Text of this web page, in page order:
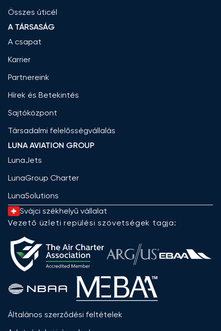
Összes úticél
A TÁRSASÁG
A csapat
Karrier
Partnereink
Hírek és Betekintés
Sajtóközpont
Társadalmi felelősségvállalás
LUNA AVIATION GROUP
LunaJets
LunaGroup Charter
LunaSolutions
Svájci székhelyű vállalat
Vezető üzleti repülési szövetségek tagja:
Általános szerződési feltételek